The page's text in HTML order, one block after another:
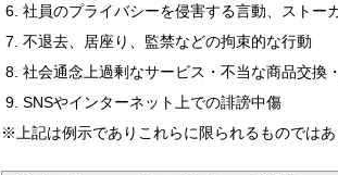
社員のプライバシーを侵害する言動、ストー
不退去、居座り、監禁などの拘束的な行動
社会通念上過剰なサービス・不当な商品交換
SNSやインターネット上での誹謗中傷
※上記は例示でありこれらに限られるものではあ